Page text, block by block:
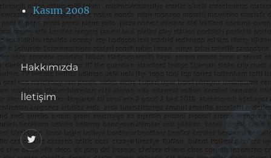
Kasım 2008
Hakkımızda
İletişim
@footballove